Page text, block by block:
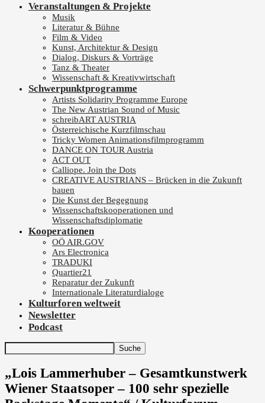
Veranstaltungen & Projekte
Musik
Literatur & Bühne
Film & Video
Kunst, Architektur & Design
Dialog, Diskurs & Vorträge
Tanz & Theater
Wissenschaft & Kreativwirtschaft
Schwerpunktprogramme
Artists Solidarity Programme Europe
The New Austrian Sound of Music
schreibART AUSTRIA
Österreichische Kurzfilmschau
Tricky Women Animationsfilmprogramm
DANCE ON TOUR Austria
ACT OUT
Calliope. Join the Dots
CREATIVE AUSTRIANS – Brücken in die Zukunft
bauen
Die Kunst der Begegnung
Wissenschaftskooperationen und
Wissenschaftsdiplomatie
Kooperationen
OÖ AIR.GOV
Ars Electronica
TRADUKI
Quartier21
Reparatur der Zukunft
Internationale Literaturdialoge
Kulturforen weltweit
Newsletter
Podcast
„Lois Lammerhuber – Gesamtkunstwerk
Wiener Staatsoper – 100 sehr spezielle